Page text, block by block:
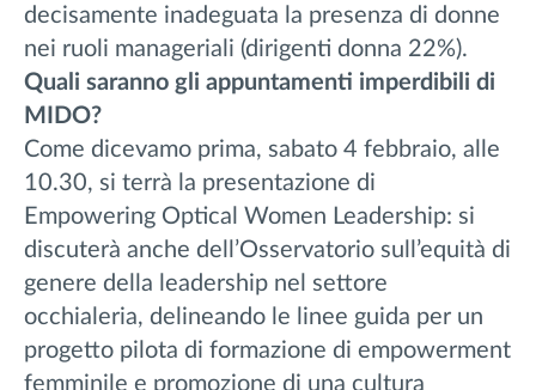
decisamente inadeguata la presenza di donne
nei ruoli manageriali (dirigenti donna 22%).
Quali saranno gli appuntamenti imperdibili di
MIDO?
Come dicevamo prima, sabato 4 febbraio, alle
10.30, si terrà la presentazione di
Empowering Optical Women Leadership: si
discuterà anche dell’Osservatorio sull’equità di
genere della leadership nel settore
occhialeria, delineando le linee guida per un
progetto pilota di formazione di empowerment
femminile e promozione di una cultura